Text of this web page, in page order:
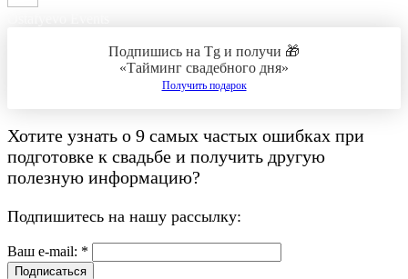
Подпишись на Tg и получи 🎁
«Тайминг свадебного дня»
Получить подарок
Хотите узнать о 9 самых частых ошибках при
подготовке к свадьбе и получить другую
полезную информацию?
Подпишитесь на нашу рассылку:
Ваш e-mail: *
Подписаться